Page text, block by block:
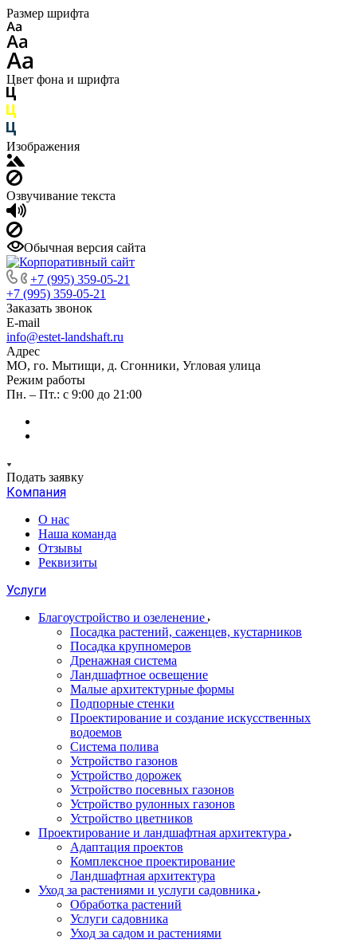
Размер шрифта
Цвет фона и шрифта
Изображения
Озвучивание текста
Обычная версия сайта
+7 (995) 359-05-21
+7 (995) 359-05-21
Заказать звонок
E-mail
info@estet-landshaft.ru
Адрес
МО, го. Мытищи, д. Сгонники, Угловая улица
Режим работы
Пн. – Пт.: с 9:00 до 21:00
Подать заявку
Компания
О нас
Наша команда
Отзывы
Реквизиты
Услуги
Благоустройство и озеленение
Посадка растений, саженцев, кустарников
Посадка крупномеров
Дренажная система
Ландшафтное освещение
Малые архитектурные формы
Подпорные стенки
Проектирование и создание искусственных
водоемов
Система полива
Устройство газонов
Устройство дорожек
Устройство посевных газонов
Устройство рулонных газонов
Устройство цветников
Проектирование и ландшафтная архитектура
Адаптация проектов
Комплексное проектирование
Ландшафтная архитектура
Уход за растениями и услуги садовника
Обработка растений
Услуги садовника
Уход за садом и растениями